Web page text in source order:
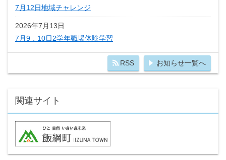
7月12日地域チャレンジ
2026年7月13日
7月9，10日2学年職場体験学習
RSS お知らせ一覧へ
関連サイト